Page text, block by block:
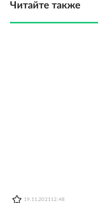
Читайте также
19.11.2021 12:48